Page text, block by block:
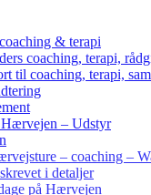
& terapi
coaching, terapi,
til coaching, terapi,
Hærvejen – Udstyr
– coaching –
i detaljer
på Hærvejen